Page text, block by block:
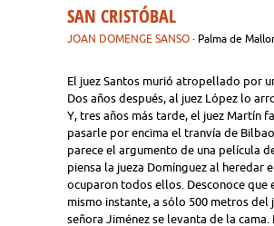
SAN CRISTÓBAL
JOAN DOMENGE SANSO · Palma de
El juez Santos murió atropellado por
Dos años después, al juez López lo
Y, tres años más tarde, el juez Martín
pasarle por encima el tranvía de
parece el argumento de una película
piensa la jueza Domínguez al heredar
ocuparon todos ellos. Desconoce que
mismo instante, a sólo 500 metros del
señora Jiménez se levanta de la cama.